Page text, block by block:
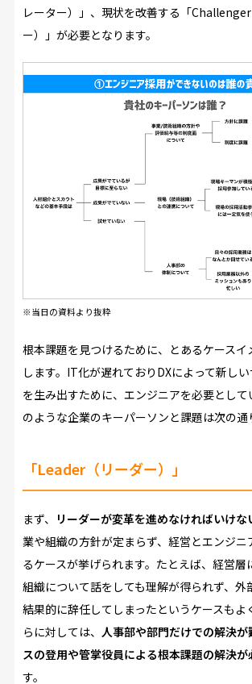
レーター）」、現状を改善する「
ー）」が必要となります。
※当日の資料より抜粋
根本課題を見つけるために、とあるケースイ
します。IT化が遅れておりDXによって新し
を生み出すために、エンジニアを必要として
のような企業のキーパーソンと課題は次の通
「Leader（リーダー）」
まず、 リーダーが変革を進めなければいけな
業や組織の方針が定まらず、経営とエンジニ
るケースが挙げられます。たとえば、経営層
組織について話をしても理解が得られず、外
結果的に辞任してしまったというケースもよ
らに対しては、 人事部や部門だけでの解決
スの登用や管掌役員による根本課題の解決が
す。